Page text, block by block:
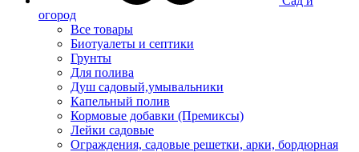
огород
Все товары
Биотуалеты и септики
Грунты
Для полива
Душ садовый,умывальники
Капельный полив
Кормовые добавки (Премиксы)
Лейки садовые
Ограждения, садовые решетки, арки, бордюрная